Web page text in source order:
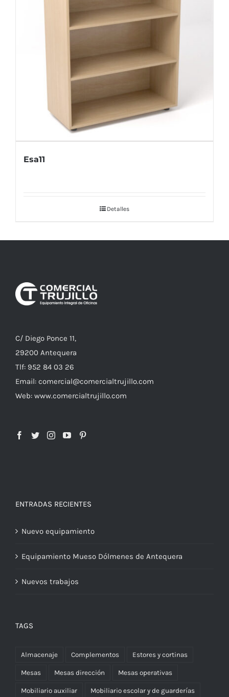
Esa11
Detalles
C/ Diego Ponce 11,
29200 Antequera
Tlf: 952 84 03 26
Email: comercial@comercialtrujillo.com
Web: www.comercialtrujillo.com
ENTRADAS RECIENTES
Nuevo equipamiento
Equipamiento Mueso Dólmenes de Antequera
Nuevos trabajos
TAGS
Almacenaje Complementos Estores y cortinas
Mesas Mesas dirección Mesas operativas
Mobiliario auxiliar Mobiliario escolar y de guarderías